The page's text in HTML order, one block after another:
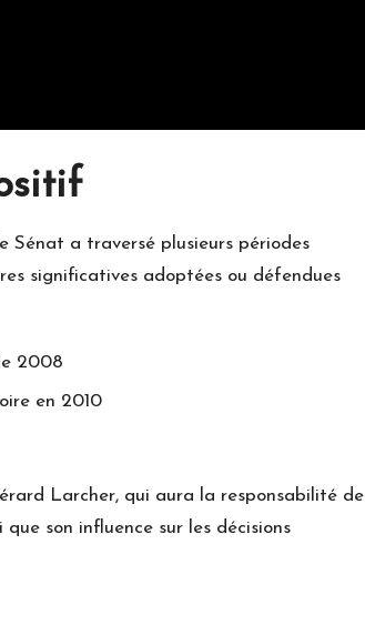
Sénat a traversé plusieurs périodes
significatives adoptées ou défendues
2008
en 2010
Larcher, qui aura la responsabilité de
son influence sur les décisions